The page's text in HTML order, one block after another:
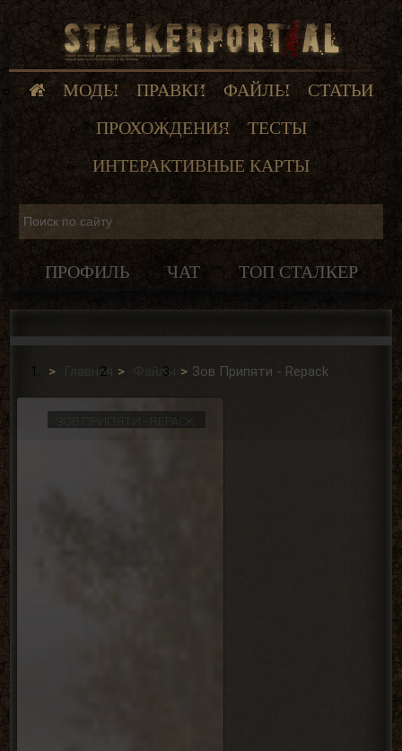
МОДЫ ПРАВКИ ФАЙЛЫ
СТАТЬИ
ПРОХОЖДЕНИЯ
ТЕСТЫ
ИНТЕРАКТИВНЫЕ КАРТЫ
ПРОФИЛЬ ЧАТ ТОП СТАЛКЕР
Главная Файлы Зов Припяти - Repack
ЗОВ ПРИПЯТИ - REPACK
REPACK